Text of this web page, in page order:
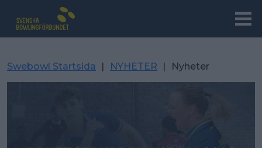
Swebowl Startsida | NYHETER | Nyheter